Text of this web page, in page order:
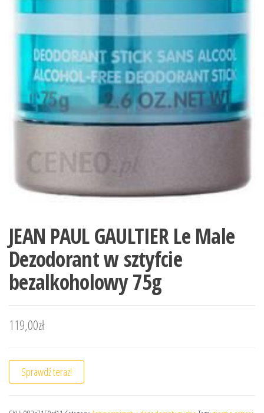
JEAN PAUL GAULTIER Le Male
Dezodorant w sztyfcie
bezalkoholowy 75g
119,00zł
Sprawdź teraz!